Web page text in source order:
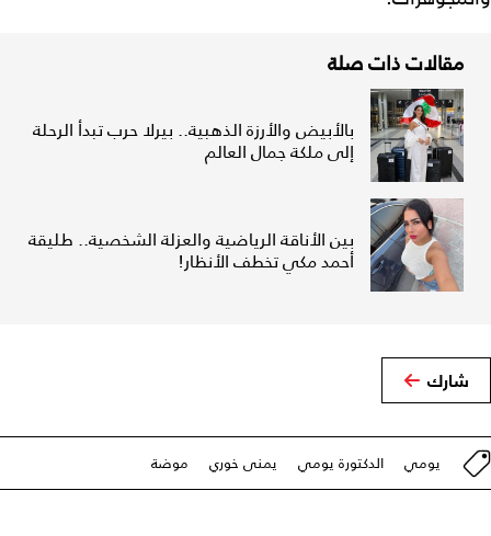
مقالات ذات صلة
بالأبيض والأرزة الذهبية.. بيرلا حرب تبدأ الرحلة
إلى ملكة جمال العالم
بين الأناقة الرياضية والعزلة الشخصية.. طليقة
أحمد مكي تخطف الأنظار!
شارك
يومي الدكتورة يومي يمنى خوري موضة